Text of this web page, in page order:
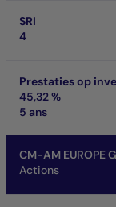
SRI
4
Prestaties op
45,32 %
5 ans
CM-AM EUROPE
Actions